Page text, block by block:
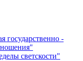
государственно -
светскости"